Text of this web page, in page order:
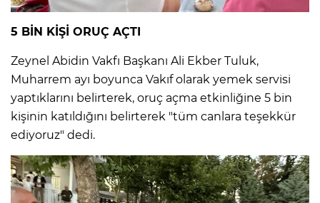
5 BİN KİŞİ ORUÇ AÇTI
Zeynel Abidin Vakfı Başkanı Ali Ekber Tuluk,
Muharrem ayı boyunca Vakıf olarak yemek servisi
yaptıklarını belirterek, oruç açma etkinliğine 5 bin
kişinin katıldığını belirterek "tüm canlara teşekkür
ediyoruz" dedi.